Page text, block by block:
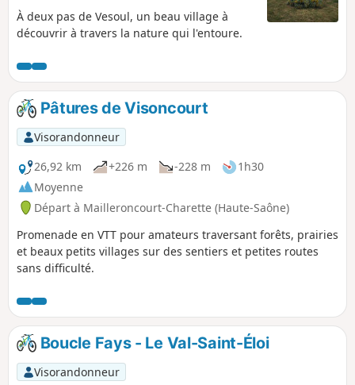
À deux pas de Vesoul, un beau village à
découvrir à travers la nature qui l'entoure.
Pâtures de Visoncourt
Visorandonneur
26,92 km
+226 m -228 m
1h30
Moyenne
Départ à Mailleroncourt-Charette (Haute-Saône)
Promenade en VTT pour amateurs traversant forêts, prairies
et beaux petits villages sur des sentiers et petites routes
sans difficulté.
Boucle Fays - Le Val-Saint-Éloi
Visorandonneur